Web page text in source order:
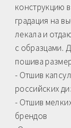
конструкцию
градация на
лекала и
с образцами.
пошива
- Отшив
российских
- Отшив
брендов